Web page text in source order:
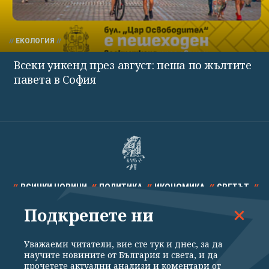
ЕКОЛОГИЯ
Всеки уикенд през август: пеша по жълтите
павета в София
ВСИЧКИ НОВИНИ ПОЛИТИКА ИКОНОМИКА СВЕТЪТ
СПОРТ КУЛТУРА ТЕХНОЛОГИИ КАЛЕЙДОСКОП
Подкрепете ни
Уважаеми читатели, вие сте тук и днес, за да
научите новините от България и света, и да
прочетете актуални анализи и коментари от